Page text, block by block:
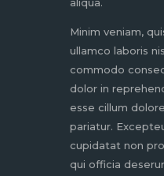
Minim veniam,
ullamco laboris
commodo
dolor in
esse cillum
pariatur.
cupidatat non
qui officia